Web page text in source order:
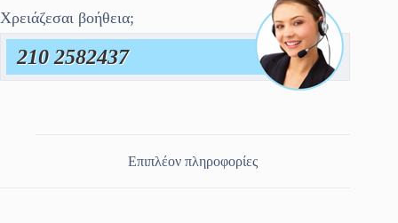
Χρειάζεσαι βοήθεια;
210 2582437
Επιπλέον πληροφορίες